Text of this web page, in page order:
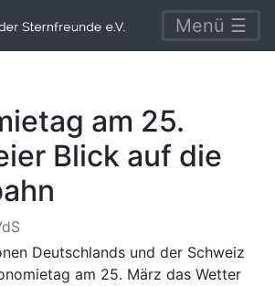
Menü ☰
am 25.
Blick auf die
Deutschlands und der Schweiz
am 25. März das Wetter